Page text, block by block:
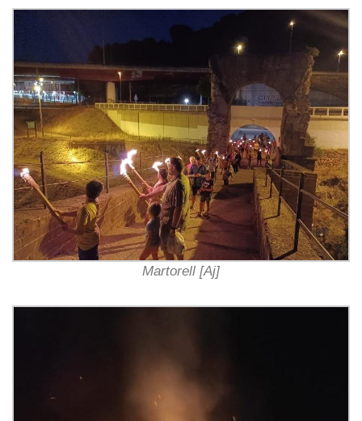
Martorell [Aj]